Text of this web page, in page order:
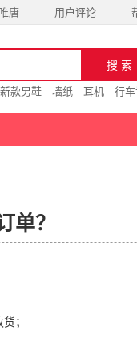
唐 用户评论
新款男鞋 墙纸 耳机 行
单？
；